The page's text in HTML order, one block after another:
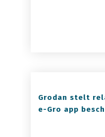
Grodan stelt
e-Gro app